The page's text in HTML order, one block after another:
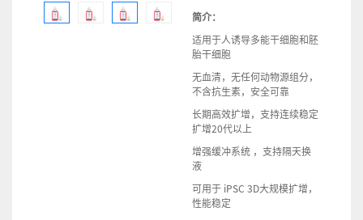
简介：
适用于人诱导多能干细胞和胚
胎干细胞
无血清，无任何动物源组分，
不含抗生素，安全可靠
长期高效扩增，支持连续稳定
扩增20代以上
增强缓冲系统 ，支持隔天换
液
可用于 iPSC 3D大规模扩增，
性能稳定